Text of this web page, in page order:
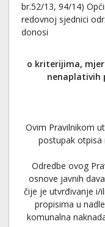
br.52/13, 94/14)
redovnoj sjednici
donosi
o kriterijima,
nenaplativih
Ovim Pravilnikom
postupak otpisa
Odredbe ovog
osnove javnih
čije je utvrđivanje i/
propisima u
komunalna